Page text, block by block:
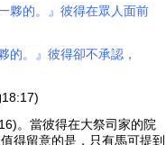
夥的。』彼得在眾人面前
的。』彼得卻不承認，
。當彼得在大祭司家的院
得留意的是，只有馬可提到